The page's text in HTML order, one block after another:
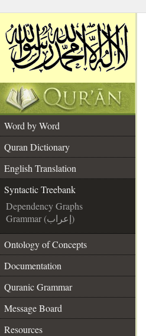
Word by Word
Quran Dictionary
English Translation
Syntactic Treebank
Dependency Graphs
Grammar (إعراب)
Ontology of Concepts
Documentation
Quranic Grammar
Message Board
Resources